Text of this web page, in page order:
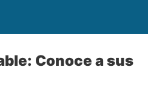
Conoce a sus